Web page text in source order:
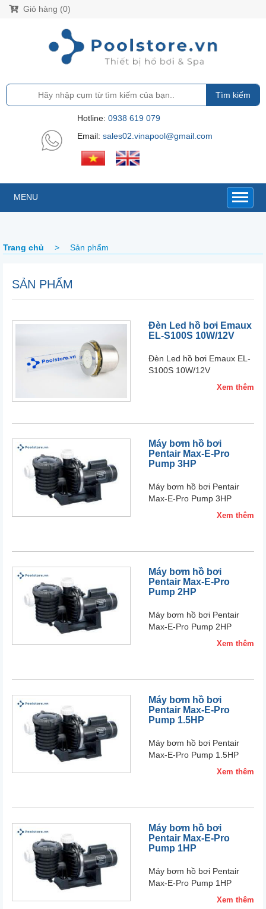
Giỏ hàng (0)
Tìm kiếm
Hotline: 0938 619 079
Email: sales02.vinapool@gmail.com
MENU
Trang chủ > Sản phẩm
SẢN PHẨM
Đèn Led hồ bơi Emaux
EL-S100S 10W/12V
Đèn Led hồ bơi Emaux EL-
S100S 10W/12V
Xem thêm
Máy bơm hồ bơi
Pentair Max-E-Pro
Pump 3HP
Máy bơm hồ bơi Pentair
Max-E-Pro Pump 3HP
Xem thêm
Máy bơm hồ bơi
Pentair Max-E-Pro
Pump 2HP
Máy bơm hồ bơi Pentair
Max-E-Pro Pump 2HP
Xem thêm
Máy bơm hồ bơi
Pentair Max-E-Pro
Pump 1.5HP
Máy bơm hồ bơi Pentair
Max-E-Pro Pump 1.5HP
Xem thêm
Máy bơm hồ bơi
Pentair Max-E-Pro
Pump 1HP
Máy bơm hồ bơi Pentair
Max-E-Pro Pump 1HP
Xem thêm